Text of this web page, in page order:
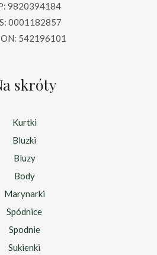
9820394184
0001182857
542196101
skróty
Kurtki
Bluzki
Bluzy
Body
Marynarki
Spódnice
Spodnie
Sukienki